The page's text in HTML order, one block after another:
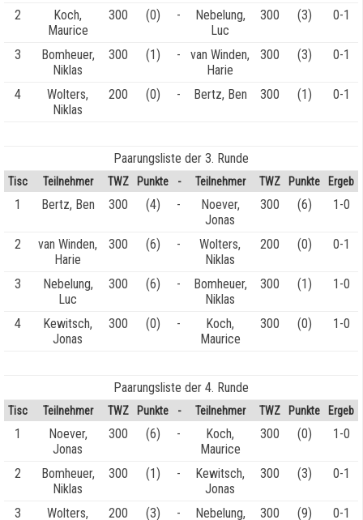
2
Koch,
Maurice
300 (0) -
Nebelung,
Luc
300 (3) 0-1
3
Bomheuer,
Niklas
300 (1) -
van Winden,
Harie
300 (3) 0-1
4
Wolters,
Niklas
200 (0) - Bertz, Ben 300 (1) 0-1
Paarungsliste der 3. Runde
Tisc Teilnehmer TWZ Punkte - Teilnehmer TWZ Punkte Ergeb
1 Bertz, Ben 300 (4) -
Noever,
Jonas
300 (6) 1-0
2
van Winden,
Harie
300 (6) -
Wolters,
Niklas
200 (0) 0-1
3
Nebelung,
Luc
300 (6) -
Bomheuer,
Niklas
300 (1) 1-0
4
Kewitsch,
Jonas
300 (0) -
Koch,
Maurice
300 (0) 1-0
Paarungsliste der 4. Runde
Tisc Teilnehmer TWZ Punkte - Teilnehmer TWZ Punkte Ergeb
1
Noever,
Jonas
300 (6) -
Koch,
Maurice
300 (0) 1-0
2
Bomheuer,
Niklas
300 (1) -
Kewitsch,
Jonas
300 (3) 0-1
3
Wolters,
200 (3) -
Nebelung,
300 (9) 0-1